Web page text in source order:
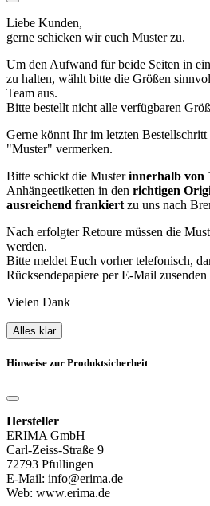
Liebe Kunden,
gerne schicken wir euch Muster zu.
Um den Aufwand für beide Seiten in
zu halten, wählt bitte die Größen
Team aus.
Bitte bestellt nicht alle verfügbaren
Gerne könnt Ihr im letzten
"Muster" vermerken.
Bitte schickt die Musterinnerhalb von
Anhängeetiketten in den richtigen
ausreichend frankiert zu uns nach
Nach erfolgter Retoure müssen die
werden.
Bitte meldet Euch vorher telefonisch,
Rücksendepapiere per E-Mail zusenden
Vielen Dank
Alles klar
Hinweise zur Produktsicherheit
Hersteller
ERIMA GmbH
Carl-Zeiss-Straße 9
72793 Pfullingen
E-Mail: info@erima.de
Web: www.erima.de